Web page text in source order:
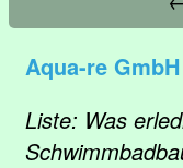
Aqua-re
Liste: Was